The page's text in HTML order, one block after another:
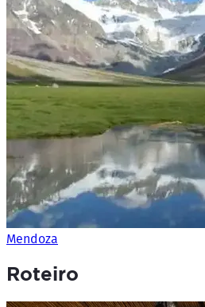
Mendoza
Roteiro